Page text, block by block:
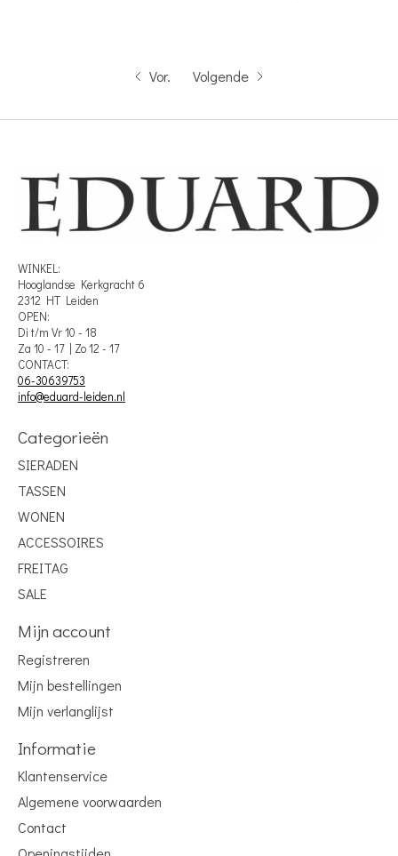
Vor. Volgende
WINKEL:
Hooglandse Kerkgracht 6
2312 HT Leiden
OPEN:
Di t/m Vr 10 - 18
Za 10 - 17 | Zo 12 - 17
CONTACT:
06-30639753
info@eduard-leiden.nl
Categorieën
SIERADEN
TASSEN
WONEN
ACCESSOIRES
FREITAG
SALE
Mijn account
Registreren
Mijn bestellingen
Mijn verlanglijst
Informatie
Klantenservice
Algemene voorwaarden
Contact